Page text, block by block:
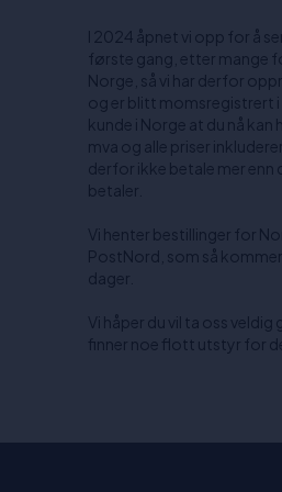
I 2024 åpnet vi opp for å
første gang, etter mange
Norge, så vi har derfor
og er blitt momsregistrert
kunde i Norge at du nå
mva og alle priser
derfor ikke betale mer enn
betaler.
Vi henter bestillinger for
PostNord, som så
dager.
Vi håper du vil ta oss
finner noe flott utstyr for